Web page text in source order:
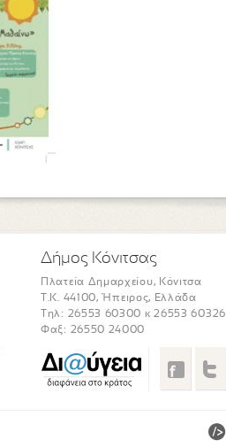
Δήμος Κόνιτσας
Πλατεία Δημαρχείου, Κόνιτσα
Τ.Κ. 44100, Ήπειρος, Ελλάδα
Τηλ: 26553 60300 κ 26553 60326
Φαξ: 26550 24000